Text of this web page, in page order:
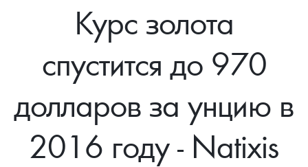
Инвестиционные монеты
Иностранные
Памятные монеты России и СССР
Монеты Царской России
Монеты стран мира после 1950г
Монеты и жетоны ЗМД
Георгий Победоносец
Золотой червонец Сеятель
Как сделать заказ
Гарантии
Выкуп монет
Подбор монет
Информация
Распродажа монет и жетонов
Аналитика и события
Итоги 2025 года. Прогноз курсов золота, серебра, платины на
2026 год
Cтатьи
Котировки
Курс золота и серебра
Контакты
Курс золота
спустится до 970
долларов за унцию в
2016 году - Natixis